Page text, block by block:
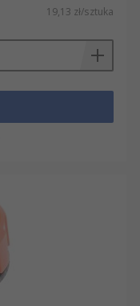
19,13 zł/sztuka